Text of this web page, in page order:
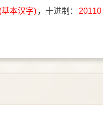
(基本汉字) ，十进制： 20110